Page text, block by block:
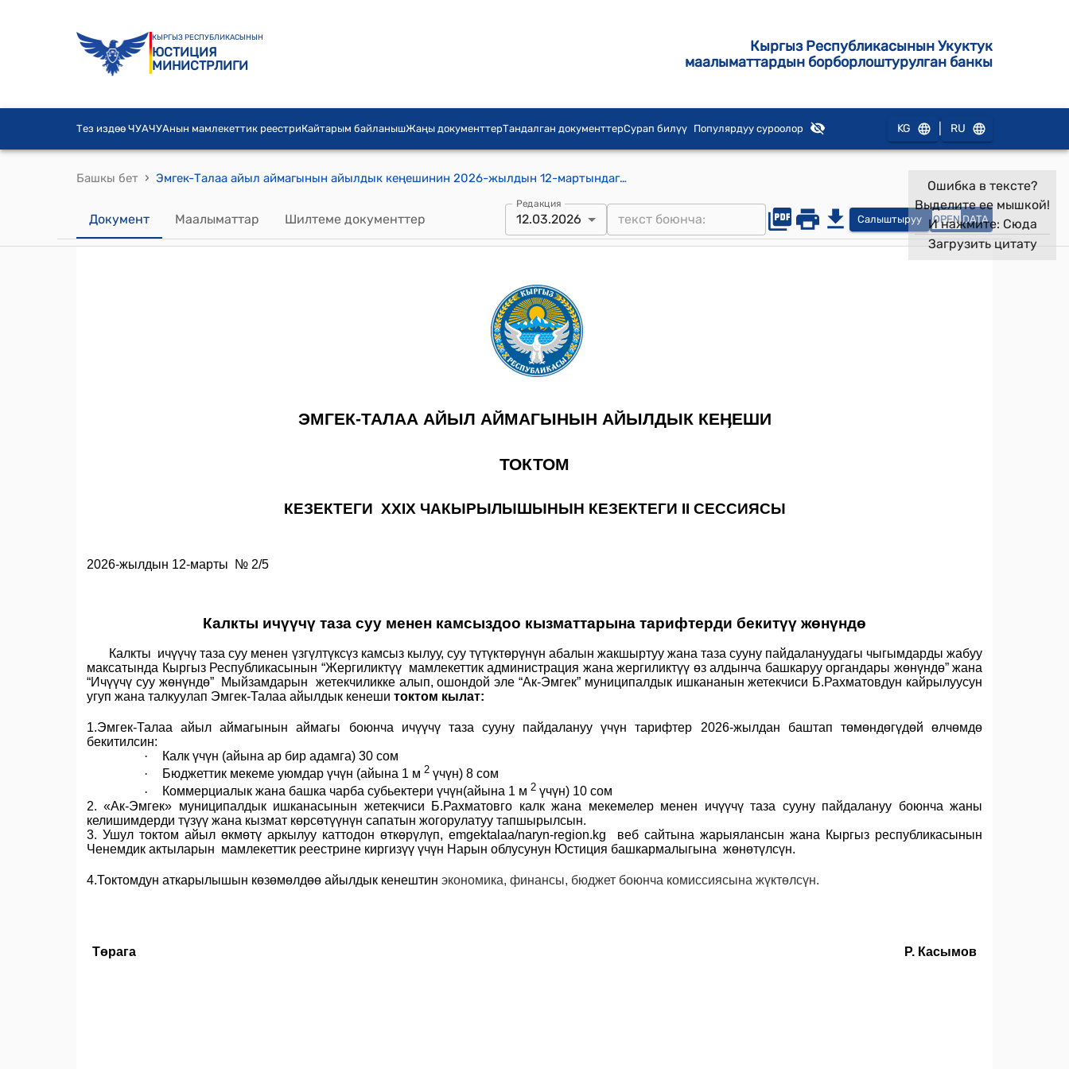
КЫРГЫЗ РЕСПУБЛИКАСЫНЫН
ЮСТИЦИЯ
МИНИСТРЛИГИ
Кыргыз Республикасынын Укуктук
маалыматтардын борборлоштурулган банкы
Тез издөө ЧУАЧУАнын мамлекеттик реестриКайтарым байланышЖаңы документтерТандалган документтерСурап билүү Популярдуу суроолор KG RU
Башкы бет › Эмгек-Талаа айыл аймагынын айылдык кеңешинин 2026-жылдын 12-мартындагы №2/5 "Калкты ичүүчү таза суу менен камсыздоо кызматтарына тарифтерди бекитүү жөнүндө" Токтому
Документ Маалыматтар Шилтеме документтер
Редакция
12.03.2026 Салыштыруу OPEN DATA
Ошибка в тексте?
Выделите ее мышкой!
И нажмите: Сюда
Загрузить цитату